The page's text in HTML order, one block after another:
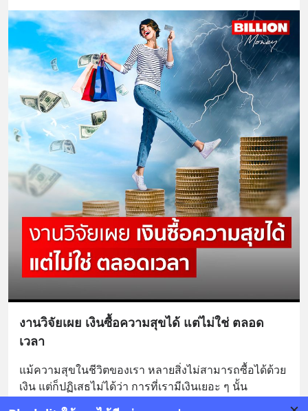
งานวิจัยเผย เงินซื้อความสุขได้ แต่ไม่ใช่ ตลอด
เวลา
แม้ความสุขในชีวิตของเรา หลายสิ่งไม่สามารถซื้อได้ด้วย
เงิน แต่ก็ปฏิเสธไม่ได้ว่า การที่เรามีเงินเยอะ ๆ นั้น